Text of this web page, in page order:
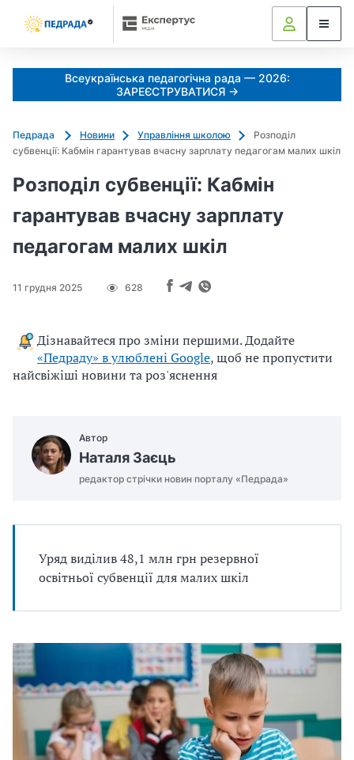
Всеукраїнська педагогічна рада — 2026:
ЗАРЕЄСТРУВАТИСЯ →
Педрада Новини Управління школою
Розподіл
субвенції: Кабмін гарантував вчасну зарплату педагогам малих шкіл
Розподіл субвенції: Кабмін
гарантував вчасну зарплату
педагогам малих шкіл
11 грудня 2025 628
Дізнавайтеся про зміни першими. Додайте
«Педраду» в улюблені Google, щоб не пропустити
найсвіжіші новини та роз'яснення
Автор
Наталя Заєць
редактор стрічки новин порталу «Педрада»
Уряд виділив 48,1 млн грн резервної
освітньої субвенції для малих шкіл